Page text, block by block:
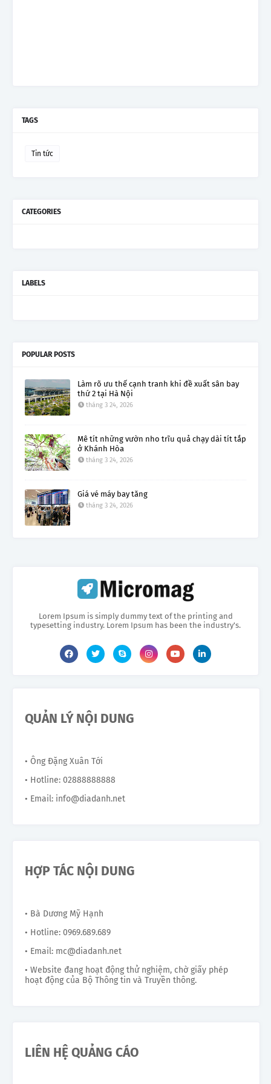
TAGS
Tin tức
CATEGORIES
LABELS
POPULAR POSTS
Làm rõ ưu thế cạnh tranh khi đề xuất sân bay
thứ 2 tại Hà Nội
tháng 3 24, 2026
Mê tít những vườn nho trĩu quả chạy dài tít tắp
ở Khánh Hòa
tháng 3 24, 2026
Giá vé máy bay tăng
tháng 3 24, 2026
Lorem Ipsum is simply dummy text of the printing and
typesetting industry. Lorem Ipsum has been the industry's.
QUẢN LÝ NỘI DUNG
• Ông Đặng Xuân Tới
• Hotline: 02888888888
• Email: info@diadanh.net
HỢP TÁC NỘI DUNG
• Bà Dương Mỹ Hạnh
• Hotline: 0969.689.689
• Email: mc@diadanh.net
• Website đang hoạt động thử nghiệm, chờ giấy phép
hoạt động của Bộ Thông tin và Truyền thông.
LIÊN HỆ QUẢNG CÁO